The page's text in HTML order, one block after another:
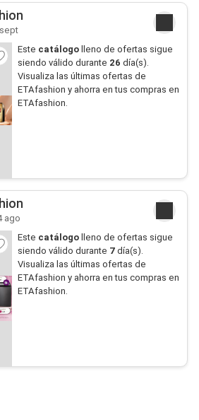
Este catálogo lleno de ofertas sigue
siendo válido durante 26 día(s).
Visualiza las últimas ofertas de
ETAfashion y ahorra en tus compras en
ETAfashion.
ago
Este catálogo lleno de ofertas sigue
siendo válido durante 7día(s).
Visualiza las últimas ofertas de
ETAfashion y ahorra en tus compras en
ETAfashion.